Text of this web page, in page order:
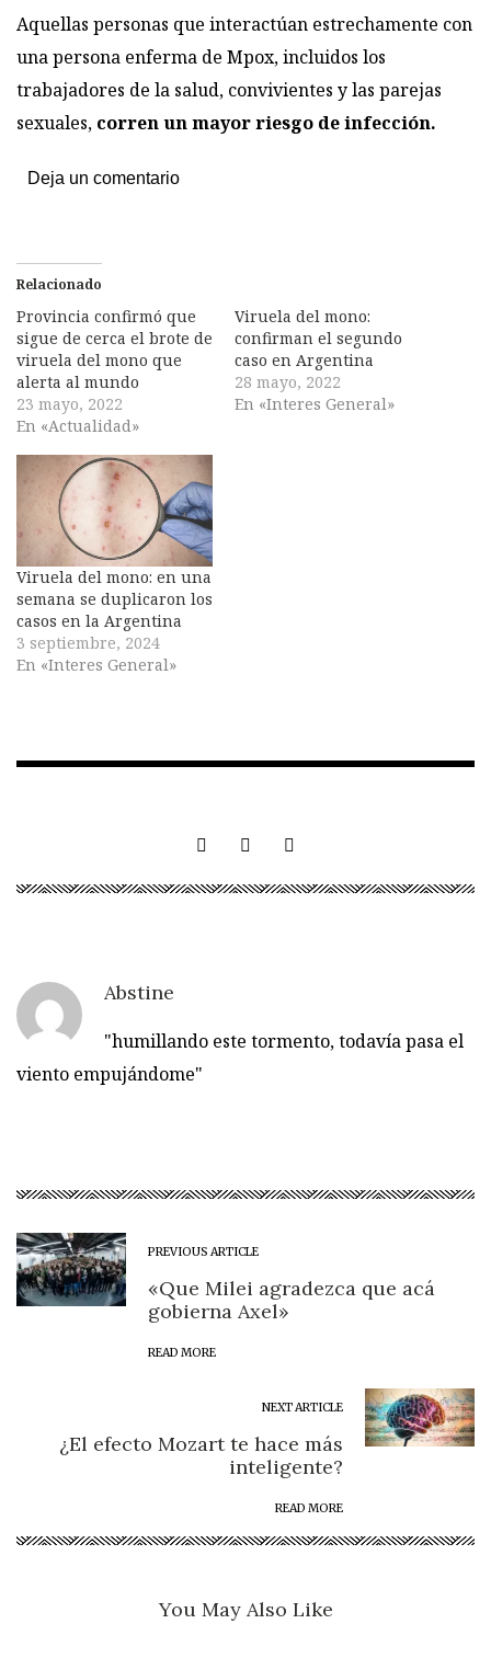
Aquellas personas que interactúan estrechamente con
una persona enferma de Mpox, incluidos los
trabajadores de la salud, convivientes y las parejas
sexuales, corren un mayor riesgo de infección.
Deja un comentario
Relacionado
Provincia confirmó que
sigue de cerca el brote de
viruela del mono que
alerta al mundo
23 mayo, 2022
En «Actualidad»
Viruela del mono:
confirman el segundo
caso en Argentina
28 mayo, 2022
En «Interes General»
Viruela del mono: en una
semana se duplicaron los
casos en la Argentina
3 septiembre, 2024
En «Interes General»
Abstine
"humillando este tormento, todavía pasa el
viento empujándome"
PREVIOUS ARTICLE
«Que Milei agradezca que acá
gobierna Axel»
READ MORE
NEXT ARTICLE
¿El efecto Mozart te hace más
inteligente?
READ MORE
You May Also Like